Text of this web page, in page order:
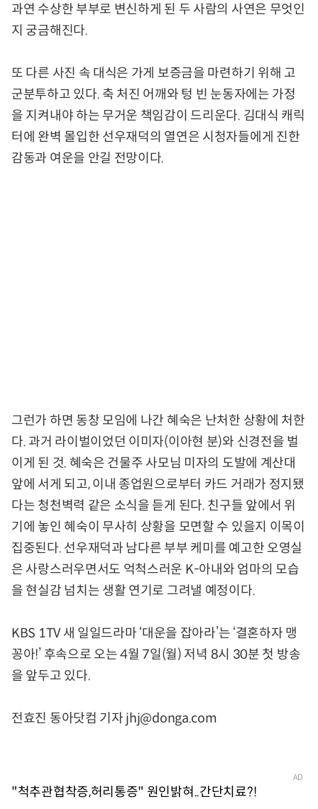
과연 수상한 부부로 변신하게 된 두 사람의 사연은 무엇인
지 궁금해진다.
또 다른 사진 속 대식은 가게 보증금을 마련하기 위해 고
군분투하고 있다. 축 처진 어깨와 텅 빈 눈동자에는 가정
을 지켜내야 하는 무거운 책임감이 드리운다. 김대식 캐릭
터에 완벽 몰입한 선우재덕의 열연은 시청자들에게 진한
감동과 여운을 안길 전망이다.
그런가 하면 동창 모임에 나간 혜숙은 난처한 상황에 처한
다. 과거 라이벌이었던 이미자(이아현 분)와 신경전을 벌
이게 된 것. 혜숙은 건물주 사모님 미자의 도발에 계산대
앞에 서게 되고, 이내 종업원으로부터 카드 거래가 정지됐
다는 청천벽력 같은 소식을 듣게 된다. 친구들 앞에서 위
기에 놓인 혜숙이 무사히 상황을 모면할 수 있을지 이목이
집중된다. 선우재덕과 남다른 부부 케미를 예고한 오영실
은 사랑스러우면서도 억척스러운 K-아내와 엄마의 모습
을 현실감 넘치는 생활 연기로 그려낼 예정이다.
KBS 1TV 새 일일드라마 ‘대운을 잡아라’는 ‘결혼하자 맹
꽁아!’ 후속으로 오는 4월 7일(월) 저녁 8시 30분 첫 방송
을 앞두고 있다.
전효진 동아닷컴 기자 jhj@donga.com